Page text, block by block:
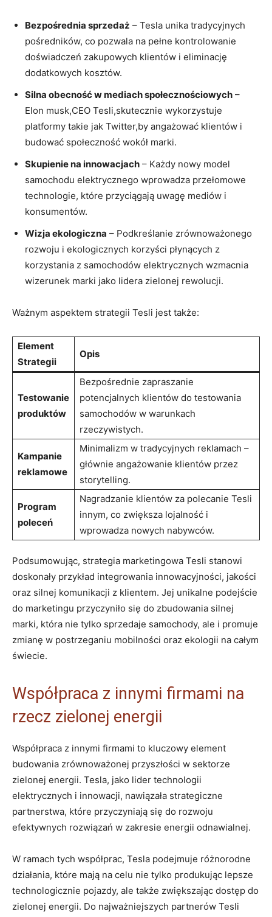
Bezpośrednia​ sprzedaż – Tesla unika⁢ tradycyjnych
pośredników, co pozwala na pełne kontrolowanie
doświadczeń zakupowych klientów i eliminację⁢
dodatkowych⁤ kosztów.
Silna obecność w‌ mediach społecznościowych –
Elon‍ musk,CEO Tesli,skutecznie wykorzystuje
platformy takie jak Twitter,by angażować klientów i
budować społeczność wokół marki.
Skupienie na innowacjach – Każdy⁤ nowy model
samochodu elektrycznego wprowadza⁤ przełomowe
technologie, które przyciągają uwagę mediów i
konsumentów.
Wizja ekologiczna – Podkreślanie​ zrównoważonego
rozwoju i ekologicznych korzyści płynących z
korzystania z samochodów elektrycznych wzmacnia
wizerunek ​marki jako lidera zielonej rewolucji.
Ważnym aspektem strategii Tesli jest także:
Element
Strategii
Opis
Testowanie
produktów
Bezpośrednie zapraszanie
potencjalnych ‍klientów do testowania
samochodów w warunkach
rzeczywistych.
Kampanie
reklamowe
Minimalizm w tradycyjnych reklamach –
głównie‍ angażowanie klientów przez⁢
storytelling.
Program
poleceń
Nagradzanie klientów za polecanie Tesli‌
innym, co zwiększa lojalność i
wprowadza nowych nabywców.
Podsumowując, strategia marketingowa Tesli stanowi
doskonały przykład integrowania innowacyjności, jakości
oraz silnej komunikacji z klientem. Jej unikalne podejście
do marketingu przyczyniło się do zbudowania silnej
marki, która nie tylko sprzedaje ‍samochody, ale⁤ i promuje
zmianę w postrzeganiu mobilności oraz ekologii na ⁢całym
świecie.
Współpraca z innymi firmami na
rzecz zielonej energii
Współpraca z innymi firmami to kluczowy element
budowania zrównoważonej przyszłości w sektorze
zielonej energii.‌ Tesla, jako lider technologii
elektrycznych i innowacji, nawiązała​ strategiczne
partnerstwa, które ‍przyczyniają się do rozwoju
efektywnych rozwiązań w zakresie energii odnawialnej.
W ramach tych współprac, Tesla podejmuje różnorodne
działania, które mają na‌ celu nie tylko produkując lepsze
technologicznie pojazdy, ale także zwiększając dostęp do
zielonej energii. Do najważniejszych partnerów Tesli